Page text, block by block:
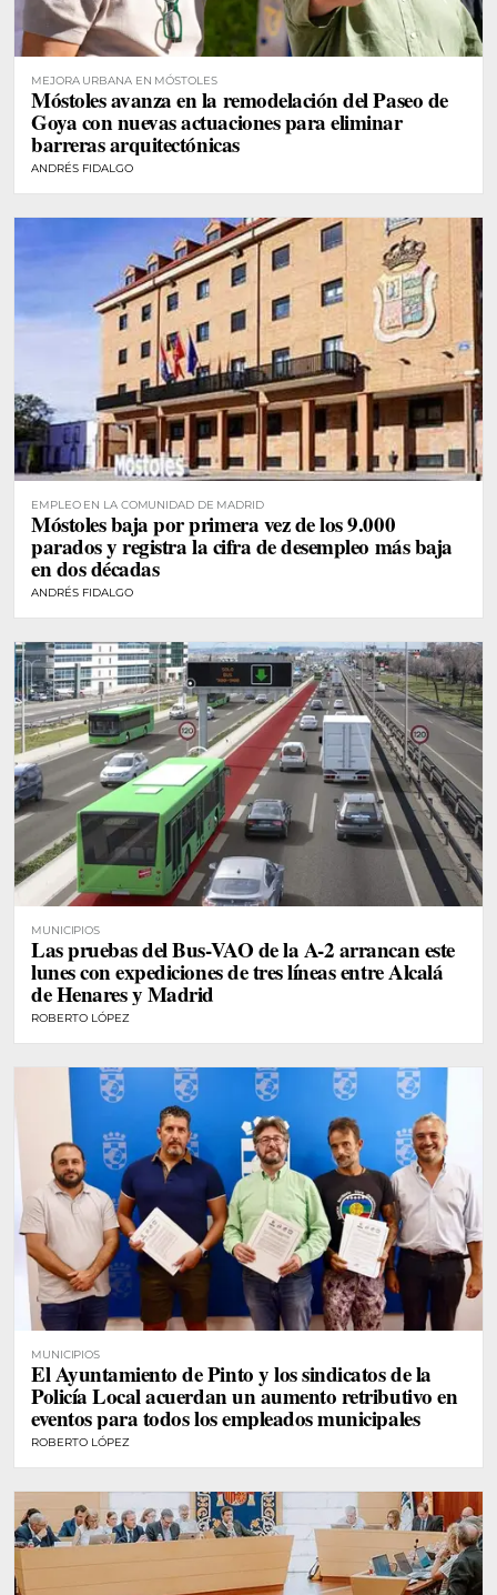
MEJORA URBANA EN MÓSTOLES
Móstoles avanza en la remodelación del Paseo de
Goya con nuevas actuaciones para eliminar
barreras arquitectónicas
ANDRÉS FIDALGO
EMPLEO EN LA COMUNIDAD DE MADRID
Móstoles baja por primera vez de los 9.000
parados y registra la cifra de desempleo más baja
en dos décadas
ANDRÉS FIDALGO
MUNICIPIOS
Las pruebas del Bus-VAO de la A-2 arrancan este
lunes con expediciones de tres líneas entre Alcalá
de Henares y Madrid
ROBERTO LÓPEZ
MUNICIPIOS
El Ayuntamiento de Pinto y los sindicatos de la
Policía Local acuerdan un aumento retributivo en
eventos para todos los empleados municipales
ROBERTO LÓPEZ